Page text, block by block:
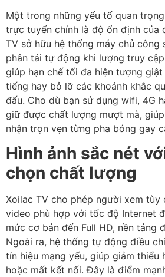
Một trong những yếu tố quan
trực tuyến chính là độ ổn định của
TV sở hữu hệ thống máy chủ công
phân tải tự động khi lượng truy
giúp hạn chế tối đa hiện tượng
tiếng hay bỏ lỡ các khoảnh khắc
đấu. Cho dù bạn sử dụng wifi, 4G
giữ được chất lượng mượt mà,
nhận trọn vẹn từng pha bóng gay
Hình ảnh sắc nét
chọn chất lượng
Xoilac TV cho phép người xem tùy
video phù hợp với tốc độ Internet
mức cơ bản đến Full HD, nền tảng
Ngoài ra, hệ thống tự động điều
tín hiệu mạng yếu, giúp giảm thiểu
hoặc mất kết nối. Đây là điểm